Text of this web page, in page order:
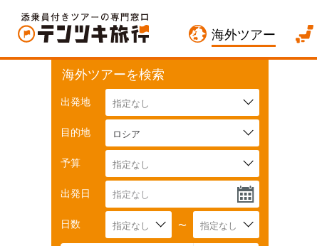
海外ツアー
海外ツアーを検索
出発地 指定なし
目的地 ロシア
予算 指定なし
出発日
日数 指定なし 〜 指定なし